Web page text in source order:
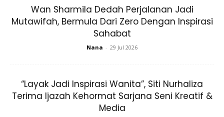
Wan Sharmila Dedah Perjalanan Jadi
Mutawifah, Bermula Dari Zero Dengan Inspirasi
Sahabat
Nana - 29 Jul 2026
“Layak Jadi Inspirasi Wanita”, Siti Nurhaliza
Terima Ijazah Kehormat Sarjana Seni Kreatif &
Media